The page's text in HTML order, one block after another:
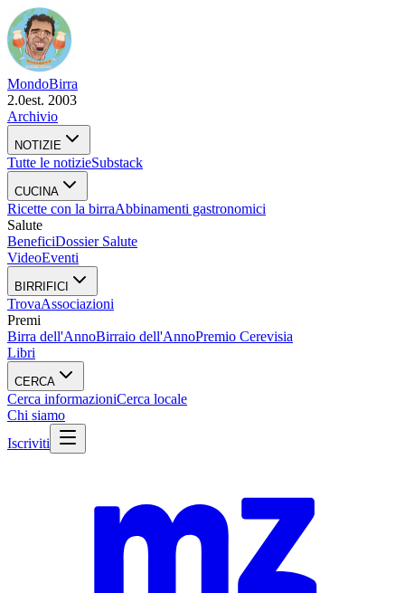
MondoBirra
2.0est. 2003
Archivio
NOTIZIE
Tutte le notizieSubstack
CUCINA
Ricette con la birraAbbinamenti gastronomici
Salute
BeneficiDossier Salute
VideoEventi
BIRRIFICI
TrovaAssociazioni
Premi
Birra dell'AnnoBirraio dell'AnnoPremio Cerevisia
Libri
CERCA
Cerca informazioniCerca locale
Chi siamo
Iscriviti